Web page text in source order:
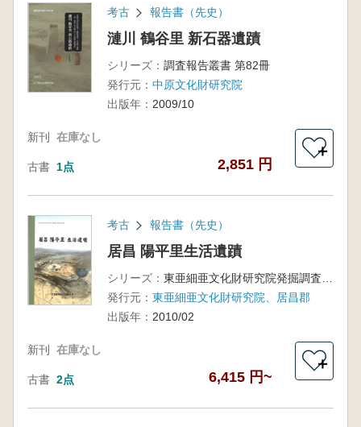
考古 報告書（先史）
漣川 鶴谷里 新石器遺蹟
シリーズ： 調査報告叢書 第82冊
発行元： 中原文化財研究院
出版年： 2009/10
新刊 在庫なし
古書 1点 2,851 円
＋
考古 報告書（先史）
居昌 陽平里生活遺蹟
シリーズ：
発行元： 東亜細亜文化財研究院、居昌郡
出版年： 2010/02
新刊 在庫なし
古書 2点 6,415 円~
＋